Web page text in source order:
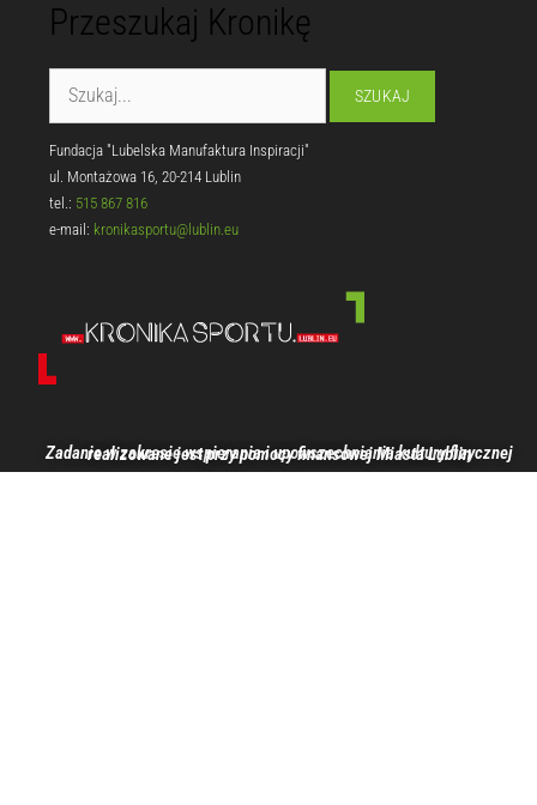
Przeszukaj Kronikę
Fundacja "Lubelska Manufaktura Inspiracji"
ul. Montażowa 16, 20-214 Lublin
tel.: 515 867 816
e-mail: kronikasportu@lublin.eu
Zadanie w zakresie wspierania i upowszechniania kultury fizycznej realizowane jest przy pomocy finansowej Miasta Lublin